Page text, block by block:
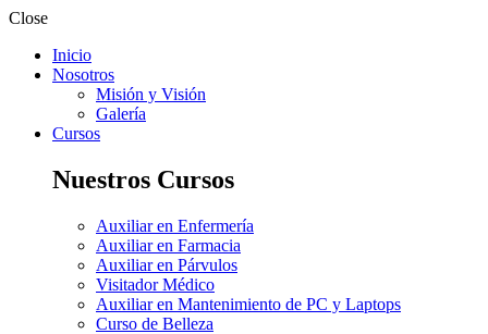
Close
Inicio
Nosotros
Misión y Visión
Galería
Cursos
Nuestros Cursos
Auxiliar en Enfermería
Auxiliar en Farmacia
Auxiliar en Párvulos
Visitador Médico
Auxiliar en Mantenimiento de PC y Laptops
Curso de Belleza